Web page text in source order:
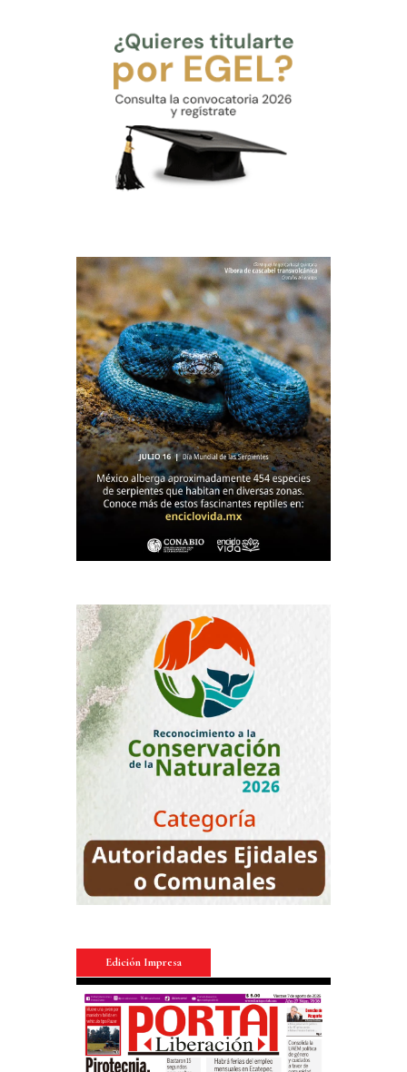
Edición Impresa